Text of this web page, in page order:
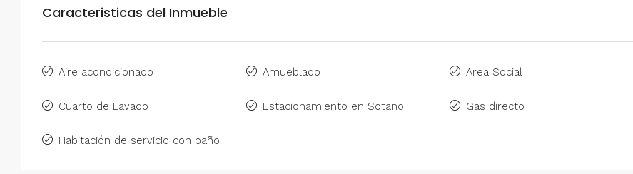
Caracteristicas del Inmueble
Aire acondicionado Amueblado Area Social
Cuarto de Lavado Estacionamiento en Sotano Gas directo
Habitación de servicio con baño